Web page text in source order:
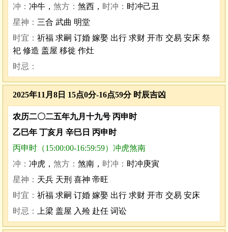
冲： 冲牛， 煞方： 煞西， 时冲： 时冲己丑
星神： 三合 武曲 明堂
时宜： 祈福 求嗣 订婚 嫁娶 出行 求财 开市 交易 安床 祭
祀 修造 盖屋 移徙 作灶
时忌：
2025年11月8日 15点0分-16点59分 时辰吉凶
农历二〇二五年九月十九号 丙申时
乙巳年 丁亥月 辛巳日 丙申时
丙申时（15:00:00-16:59:59）冲虎煞南
冲： 冲虎， 煞方： 煞南， 时冲： 时冲庚寅
星神： 天兵 天刑 喜神 帝旺
时宜： 祈福 求嗣 订婚 嫁娶 出行 求财 开市 交易 安床
时忌：
上梁 盖屋 入殓 赴任 词讼